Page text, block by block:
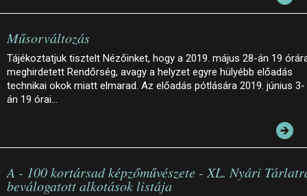
Műsorváltozás
Tájékoztatjuk tisztelt Nézőinket, hogy a 2019. május 28-án 19
meghirdetett Rendőrség, avagy a helyzet egyre hülyébb előadás
technikai okok miatt elmarad. Az előadás pótlására 2019. június 3-
án 19 órai…
A - 100 kortársad képzőművészete - XL. Nyári
beválogatott alkotások listája